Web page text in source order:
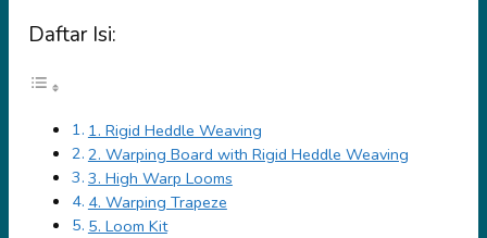
Daftar Isi:
1. Rigid Heddle Weaving
2. Warping Board with Rigid Heddle Weaving
3. High Warp Looms
4. Warping Trapeze
5. Loom Kit